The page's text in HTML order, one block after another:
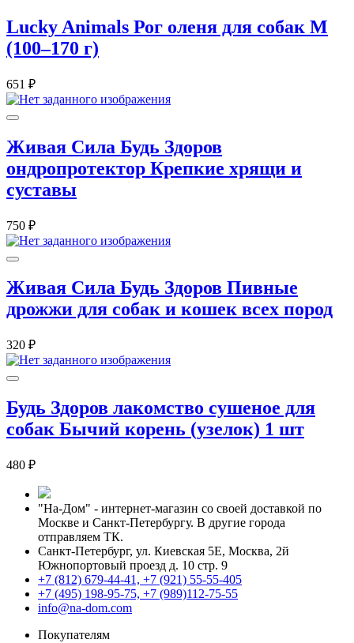
Lucky Animals Рог оленя для собак M
(100–170 г)
651 ₽
Живая Сила Будь Здоров
ондропротектор Крепкие хрящи и
суставы
750 ₽
Живая Сила Будь Здоров Пивные
дрожжи для собак и кошек всех пород
320 ₽
Будь Здоров лакомство сушеное для
собак Бычий корень (узелок) 1 шт
480 ₽
"На-Дом" - интернет-магазин со своей доставкой по
Москве и Санкт-Петербургу. В другие города
отправляем ТК.
Санкт-Петербург, ул. Киевская 5Е, Москва, 2й
Южнопортовый проезд д. 10 стр. 9
+7 (812) 679-44-41, +7 (921) 55-55-405
+7 (495) 198-95-75, +7 (989)112-75-55
info@na-dom.com
Покупателям